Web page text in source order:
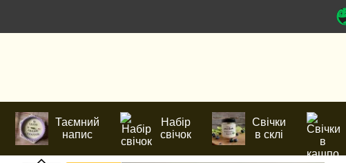
Таємний
напис
Набір
свічок
Свічки
в склі